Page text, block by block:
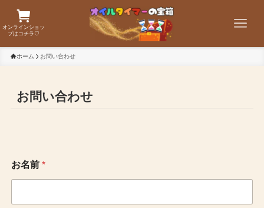
オンラインショッ
プはコチラ♡
ホーム お問い合わせ
お問い合わせ
お名前 *